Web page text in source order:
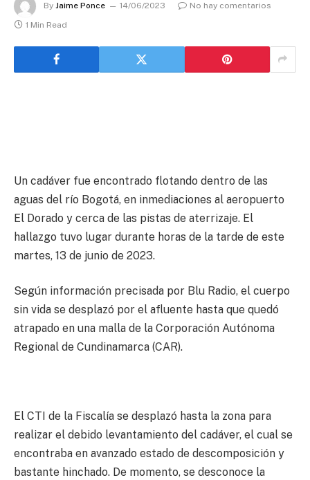
By Jaime Ponce 14/06/2023
No hay comentarios
1 Min Read
Un cadáver fue encontrado flotando dentro de las
aguas del río Bogotá, en inmediaciones al aeropuerto
El Dorado y cerca de las pistas de aterrizaje. El
hallazgo tuvo lugar durante horas de la tarde de este
martes, 13 de junio de 2023.
Según información precisada por Blu Radio, el cuerpo
sin vida se desplazó por el afluente hasta que quedó
atrapado en una malla de la Corporación Autónoma
Regional de Cundinamarca (CAR).
El CTI de la Fiscalía se desplazó hasta la zona para
realizar el debido levantamiento del cadáver, el cual se
encontraba en avanzado estado de descomposición y
bastante hinchado. De momento, se desconoce la